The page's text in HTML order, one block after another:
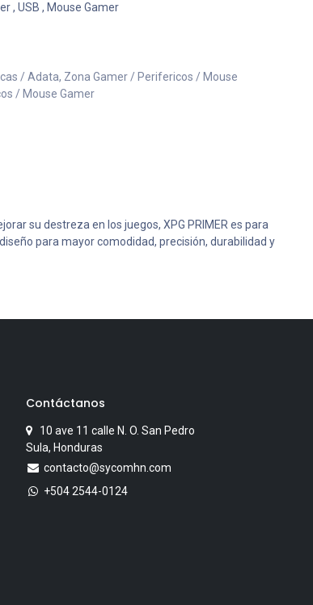
, USB , Mouse Gamer
/ Adata, Zona Gamer / Perifericos / Mouse
/ Mouse Gamer
su destreza en los juegos, XPG PRIMER es para
para mayor comodidad, precisión, durabilidad y
Contáctanos
10 ave 11 calle N. O. San Pedro
Sula, Honduras
contacto@sycomhn.com
+504 2544-0124